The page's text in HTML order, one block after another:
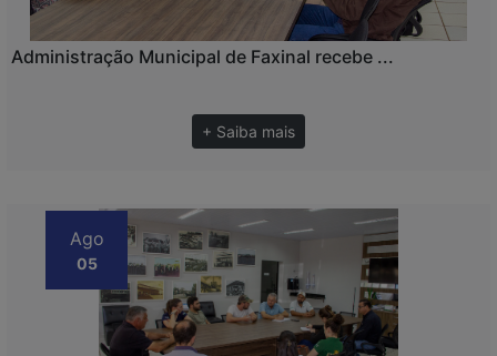
Administração Municipal de Faxinal recebe ...
+ Saiba mais
Ago
05